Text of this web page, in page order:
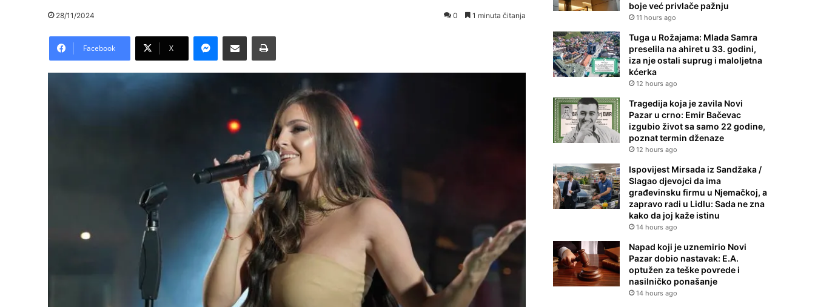
28/11/2024 0 1 minuta čitanja
Facebook X
Messenger
Pošalji preko E-Maila Printaj
boje već privlače pažnju
11 hours ago
Tuga u Rožajama: Mlada Samra
preselila na ahiret u 33. godini,
iza nje ostali suprug i maloljetna
kćerka
12 hours ago
Tragedija koja je zavila Novi
Pazar u crno: Emir Bačevac
izgubio život sa samo 22 godine,
poznat termin dženaze
12 hours ago
Ispovijest Mirsada iz Sandžaka /
Slagao djevojci da ima
građevinsku firmu u Njemačkoj, a
zapravo radi u Lidlu: Sada ne zna
kako da joj kaže istinu
14 hours ago
Napad koji je uznemirio Novi
Pazar dobio nastavak: E.A.
optužen za teške povrede i
nasilničko ponašanje
14 hours ago